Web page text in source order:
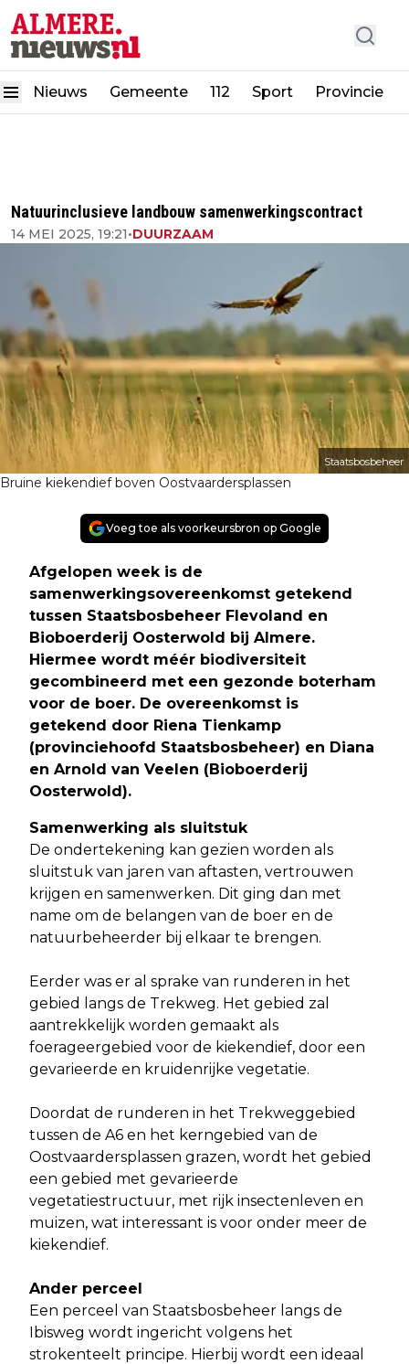
Nieuws Gemeente 112 Sport Provincie
Natuurinclusieve landbouw samenwerkingscontract
14 MEI 2025, 19:21•DUURZAAM
Staatsbosbeheer
Bruine kiekendief boven Oostvaardersplassen
Voeg toe als voorkeursbron op Google
Afgelopen week is de
samenwerkingsovereenkomst getekend
tussen Staatsbosbeheer Flevoland en
Bioboerderij Oosterwold bij Almere.
Hiermee wordt méér biodiversiteit
gecombineerd met een gezonde boterham
voor de boer. De overeenkomst is
getekend door Riena Tienkamp
(provinciehoofd Staatsbosbeheer) en Diana
en Arnold van Veelen (Bioboerderij
Oosterwold).
Samenwerking als sluitstuk
De ondertekening kan gezien worden als
sluitstuk van jaren van aftasten, vertrouwen
krijgen en samenwerken. Dit ging dan met
name om de belangen van de boer en de
natuurbeheerder bij elkaar te brengen.
Eerder was er al sprake van runderen in het
gebied langs de Trekweg. Het gebied zal
aantrekkelijk worden gemaakt als
foerageergebied voor de kiekendief, door een
gevarieerde en kruidenrijke vegetatie.
Doordat de runderen in het Trekweggebied
tussen de A6 en het kerngebied van de
Oostvaardersplassen grazen, wordt het gebied
een gebied met gevarieerde
vegetatiestructuur, met rijk insectenleven en
muizen, wat interessant is voor onder meer de
kiekendief.
Ander perceel
Een perceel van Staatsbosbeheer langs de
Ibisweg wordt ingericht volgens het
strokenteelt principe. Hierbij wordt een ideaal